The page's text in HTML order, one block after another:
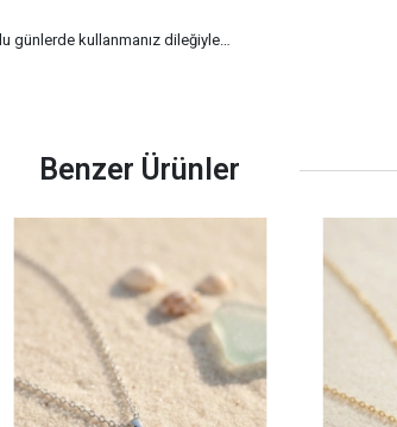
günlerde kullanmanız dileğiyle…
Benzer Ürünler